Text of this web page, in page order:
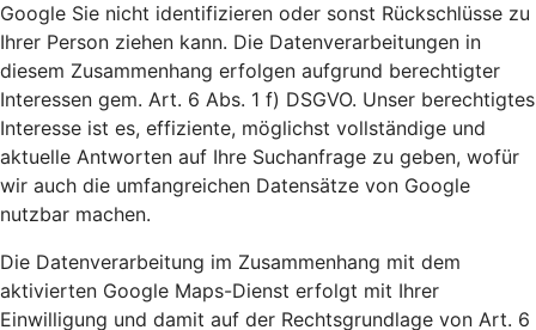
Google Sie nicht identifizieren oder sonst Rückschlüsse zu
Ihrer Person ziehen kann. Die Datenverarbeitungen in
diesem Zusammenhang erfolgen aufgrund berechtigter
Interessen gem. Art. 6 Abs. 1 f) DSGVO. Unser berechtigtes
Interesse ist es, effiziente, möglichst vollständige und
aktuelle Antworten auf Ihre Suchanfrage zu geben, wofür
wir auch die umfangreichen Datensätze von Google
nutzbar machen.
Die Datenverarbeitung im Zusammenhang mit dem
aktivierten Google Maps-Dienst erfolgt mit Ihrer
Einwilligung und damit auf der Rechtsgrundlage von Art. 6